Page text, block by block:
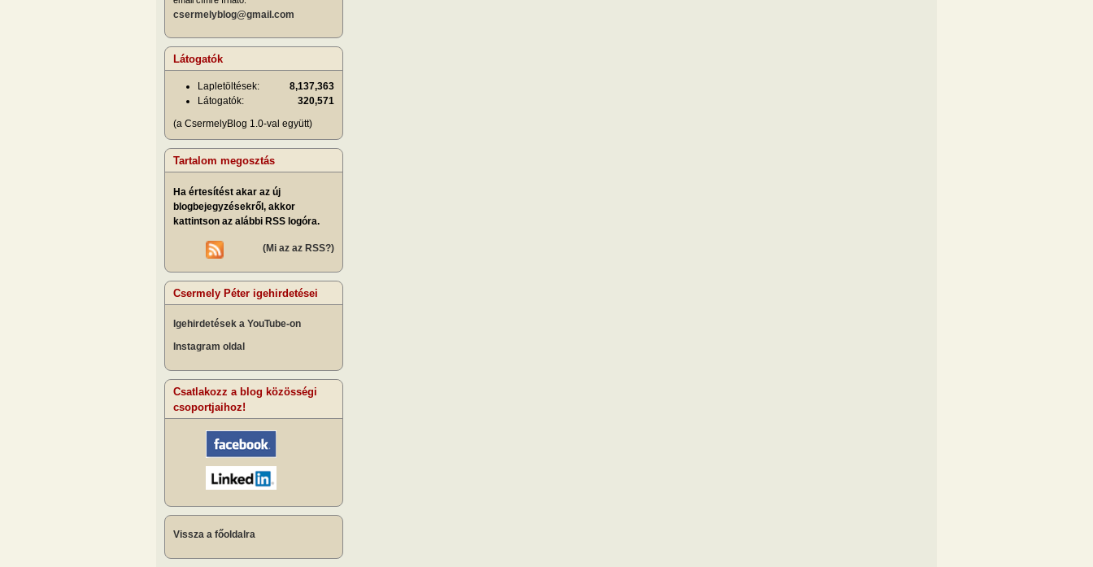
csermelyblog@gmail.com
Látogatók
Lapletöltések:
8,137,363
Látogatók:
320,571
(a CsermelyBlog 1.0-val együtt)
Tartalom megosztás
Ha értesítést akar az új
blogbejegyzésekről, akkor
kattintson az alábbi RSS logóra.
(Mi az az RSS?)
Csermely Péter igehirdetései
Igehirdetések a YouTube-on
Instagram oldal
Csatlakozz a blog közösségi
csoportjaihoz!
Vissza a főoldalra